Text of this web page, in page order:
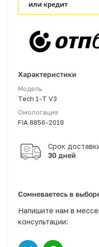
Характеристики
30 дней
Модель
Tech 1-T V3
Омологация
FIA 8856-2018
Сомневаетесь в
Напишите нам в
консультации: